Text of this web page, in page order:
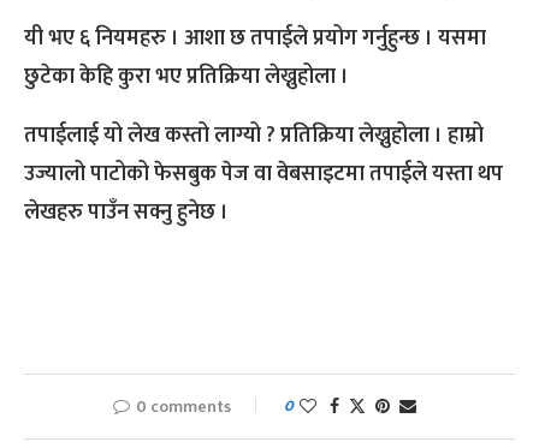
यी भए ६ नियमहरु । आशा छ तपाईले प्रयोग गर्नुहुन्छ । यसमा
छुटेका केहि कुरा भए प्रतिक्रिया लेख्नुहोला ।
तपाईलाई यो लेख कस्तो लाग्यो ? प्रतिक्रिया लेख्नुहोला । हाम्रो
उज्यालो पाटोको फेसबुक पेज वा वेबसाइटमा तपाईले यस्ता थप
लेखहरु पाउँन सक्नु हुनेछ ।
0 comments 0